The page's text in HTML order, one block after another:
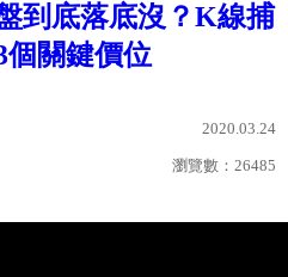
到底落底沒？K線捕
關鍵價位
2020.03.24
瀏覽數： 26485